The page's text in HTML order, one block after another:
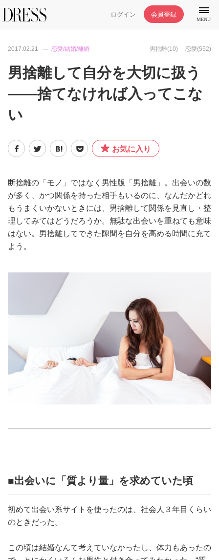
ログイン 会員登録
MENU
特集記事
ライフスタイル
ファッション
恋愛/結婚/離婚
美容/健康
妊娠/出産/家族
2017.02.21 恋愛/結婚/離婚 男捨離(10) 恋愛(552)
男捨離して自分を大切に扱う
——捨てなければ入ってこな
い
お気に入り
断捨離の「モノ」ではなく男性版「男捨離」。出会いの数
が多く、かつ関係を持った相手もいるのに、なんだかどれ
もうまくいかないときには、男捨離して関係を見直し・整
理してみてはどうだろうか。無駄な出会いを重ねても意味
はない。男捨離してできた隙間を自分を高める時間に充て
よう。
■出会いに「質より量」を求めていた頃
初めて出会い系サイトを使ったのは、社会人３年目くらい
のときだった。
この頃は結婚なんて考えていなかったし、体力もあったの